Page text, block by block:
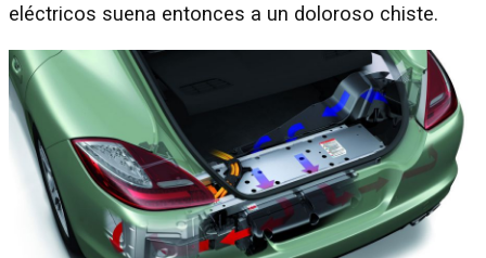
eléctricos suena entonces a un doloroso chiste.